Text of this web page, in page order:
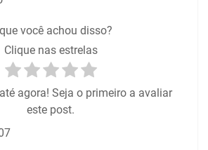
você achou disso?
Clique nas estrelas
agora! Seja o primeiro a avaliar
este post.